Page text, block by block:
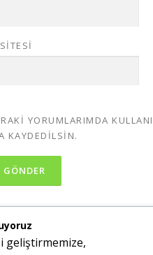
YORUMLARIMDA
KAYDEDILSIN.
geliştirmemize,